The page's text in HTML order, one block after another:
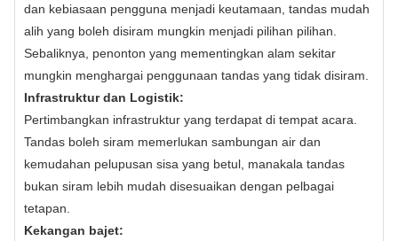
dan kebiasaan pengguna menjadi keutamaan, tandas mudah
alih yang boleh disiram mungkin menjadi pilihan pilihan.
Sebaliknya, penonton yang mementingkan alam sekitar
mungkin menghargai penggunaan tandas yang tidak disiram.
Infrastruktur dan Logistik:
Pertimbangkan infrastruktur yang terdapat di tempat acara.
Tandas boleh siram memerlukan sambungan air dan
kemudahan pelupusan sisa yang betul, manakala tandas
bukan siram lebih mudah disesuaikan dengan pelbagai
tetapan.
Kekangan bajet: